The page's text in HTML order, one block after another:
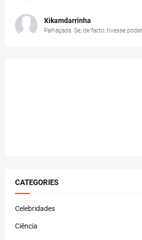
Xikamdarrinha
Palhaçada. Se, de facto, tivesse
CATEGORIES
Celebridades
Ciência